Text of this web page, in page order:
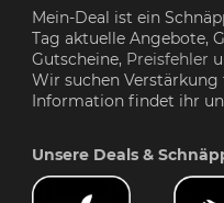
Mein-Deal ist ein
Tag aktuelle Angebote,
Gutscheine, Preisfehler
Wir suchen Verstärkung
Information findet ihr
Unsere Deals &